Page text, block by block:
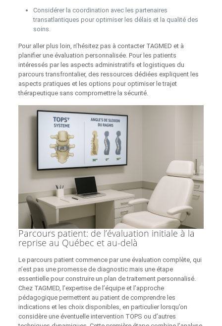
Considérer la coordination avec les partenaires
transatlantiques pour optimiser les délais et la qualité des
soins.
Pour aller plus loin, n’hésitez pas à contacter TAGMED et à
planifier une évaluation personnalisée. Pour les patients
intéressés par les aspects administratifs et logistiques du
parcours transfrontalier, des ressources dédiées expliquent les
aspects pratiques et les options pour optimiser le trajet
thérapeutique sans compromettre la sécurité.
Parcours patient: de l’évaluation initiale à la
reprise au Québec et au-delà
Le parcours patient commence par une évaluation complète, qui
n’est pas une promesse de diagnostic mais une étape
essentielle pour construire un plan de traitement personnalisé.
Chez TAGMED, l’expertise de l’équipe et l’approche
pédagogique permettent au patient de comprendre les
indications et les choix disponibles, en particulier lorsqu’on
considère une éventuelle intervention TOPS ou d’autres